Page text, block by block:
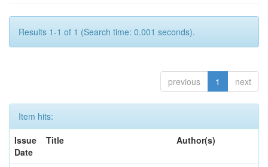
Results 1-1 of 1 (Search time: 0.001 seconds).
previous 1 next
Item hits:
Issue
Date
Title Author(s)